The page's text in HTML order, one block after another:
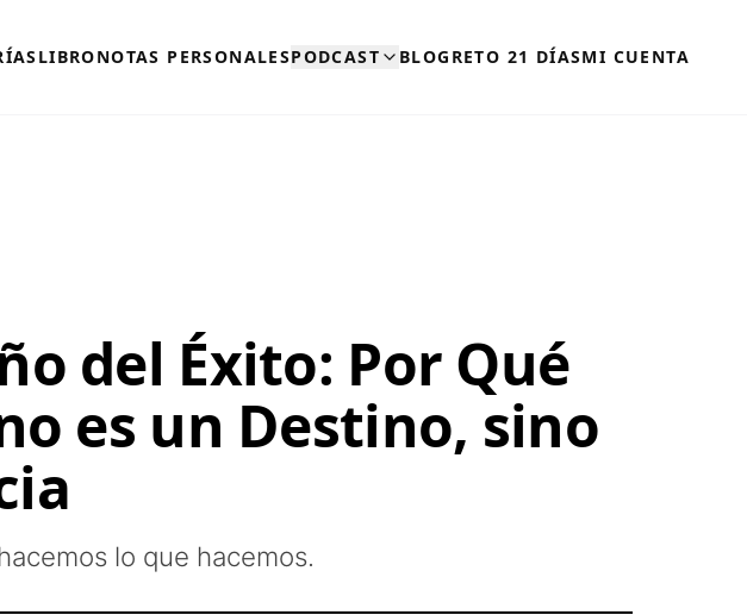
LIBRONOTAS PERSONALESPODCAST BLOG RETO 21 DÍASMI CUENTA
del Éxito: Por Qué
es un Destino, sino
lo que hacemos.